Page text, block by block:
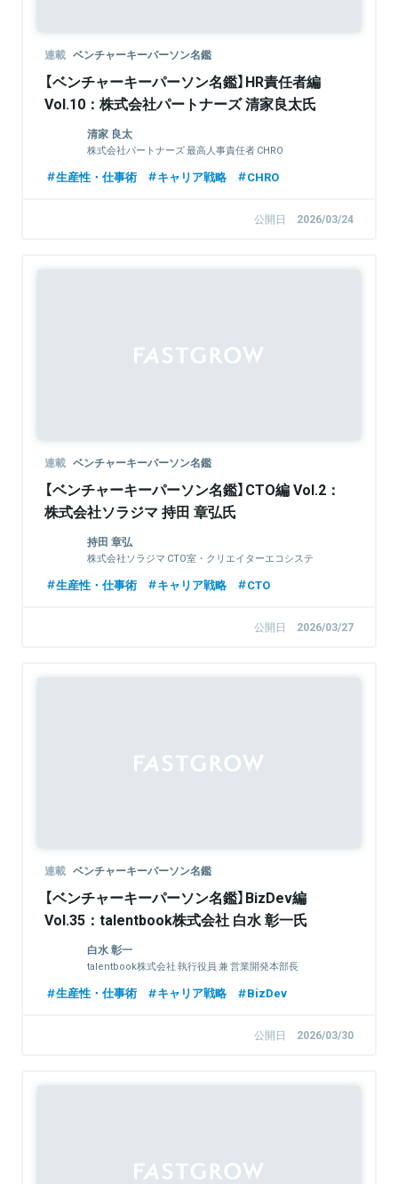
連載 ベンチャーキーパーソン名鑑
【ベンチャーキーパーソン名鑑】HR責任者編
Vol.10：株式会社パートナーズ 清家良太氏
清家 良太
株式会社パートナーズ 最高人事責任者 CHRO
生産性・仕事術 キャリア戦略 CHRO
公開日 2026/03/24
連載 ベンチャーキーパーソン名鑑
【ベンチャーキーパーソン名鑑】CTO編 Vol.2：
株式会社ソラジマ 持田 章弘氏
持田 章弘
株式会社ソラジマ CTO室・クリエイターエコシステ
生産性・仕事術 キャリア戦略 CTO
公開日 2026/03/27
連載 ベンチャーキーパーソン名鑑
【ベンチャーキーパーソン名鑑】BizDev編
Vol.35：talentbook株式会社 白水 彰一氏
白水 彰一
talentbook株式会社 執行役員 兼 営業開発本部長
生産性・仕事術 キャリア戦略 BizDev
公開日 2026/03/30